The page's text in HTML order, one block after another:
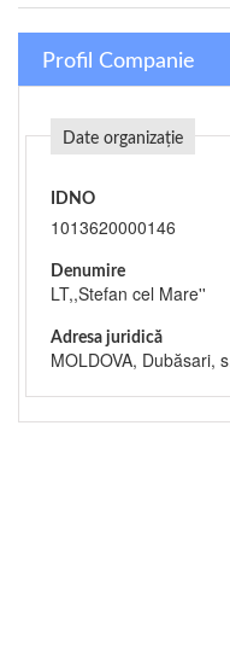
Profil Companie
Date organizație
IDNO
1013620000146
Denumire
LT,,Stefan cel Mare''
Adresa juridică
MOLDOVA, Dubăsari,